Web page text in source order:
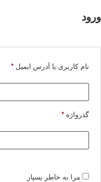
ورود
نام کاربری یا آدرس ایمیل *
گذرواژه *الزامی
مرا به خاطر بسپار